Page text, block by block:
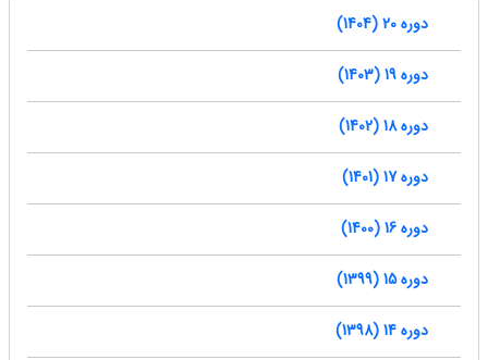
دوره 20 (1404)
دوره 19 (1403)
دوره 18 (1402)
دوره 17 (1401)
دوره 16 (1400)
دوره 15 (1399)
دوره 14 (1398)